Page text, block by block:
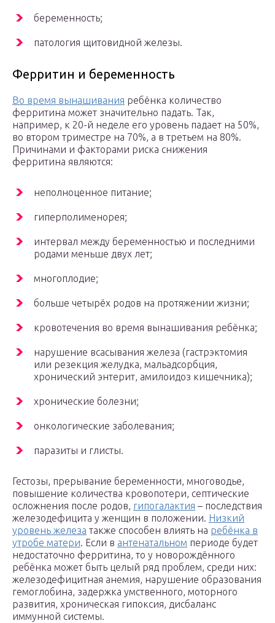
беременность;
патология щитовидной железы.
Ферритин и беременность
Во время вынашивания ребёнка количество
ферритина может значительно падать. Так,
например, к 20-й неделе его уровень падает на 50%,
во втором триместре на 70%, а в третьем на 80%.
Причинами и факторами риска снижения
ферритина являются:
неполноценное питание;
гиперполименорея;
интервал между беременностью и последними
родами меньше двух лет;
многоплодие;
больше четырёх родов на протяжении жизни;
кровотечения во время вынашивания ребёнка;
нарушение всасывания железа (гастрэктомия
или резекция желудка, мальадсорбция,
хронический энтерит, амилоидоз кишечника);
хронические болезни;
онкологические заболевания;
паразиты и глисты.
Гестозы, прерывание беременности, многоводье,
повышение количества кровопотери, септические
осложнения после родов, гипогалактия – последствия
железодефицита у женщин в положении. Низкий
уровень железа также способен влиять на ребёнка в
утробе матери. Если в антенатальном периоде будет
недостаточно ферритина, то у новорождённого
ребёнка может быть целый ряд проблем, среди них:
железодефицитная анемия, нарушение образования
гемоглобина, задержка умственного, моторного
развития, хроническая гипоксия, дисбаланс
иммунной системы.